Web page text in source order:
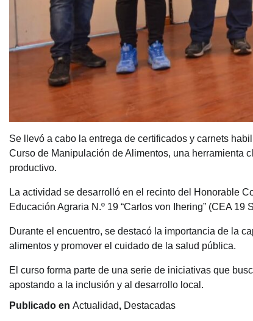
Se llevó a cabo la entrega de certificados y carnets
Curso de Manipulación de Alimentos, una herramienta
productivo.
La actividad se desarrolló en el recinto del Honorable
Educación Agraria N.º 19 “Carlos von Ihering” (CEA 19
Durante el encuentro, se destacó la importancia de la
alimentos y promover el cuidado de la salud pública.
El curso forma parte de una serie de iniciativas que
apostando a la inclusión y al desarrollo local.
Publicado en Actualidad, Destacadas